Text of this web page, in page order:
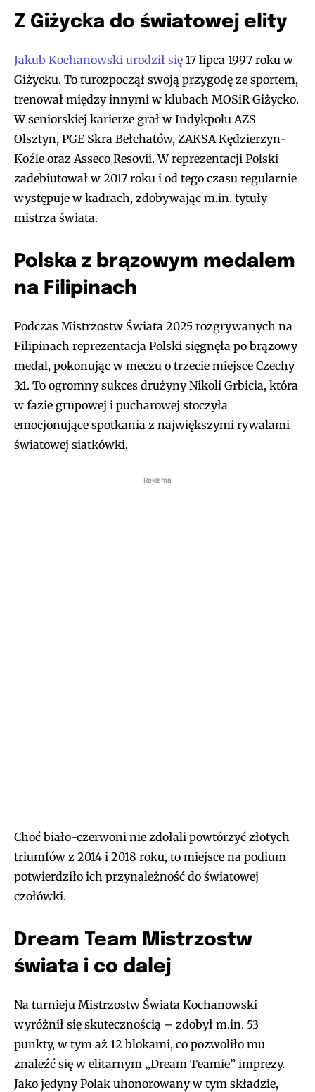
Z Giżycka do światowej elity
Jakub Kochanowski urodził się 17 lipca 1997 roku w
Giżycku. To turozpoczął swoją przygodę ze sportem,
trenował między innymi w klubach MOSiR Giżycko.
W seniorskiej karierze grał w Indykpolu AZS
Olsztyn, PGE Skra Bełchatów, ZAKSA Kędzierzyn-
Koźle oraz Asseco Resovii. W reprezentacji Polski
zadebiutował w 2017 roku i od tego czasu regularnie
występuje w kadrach, zdobywając m.in. tytuły
mistrza świata.
Polska z brązowym medalem
na Filipinach
Podczas Mistrzostw Świata 2025 rozgrywanych na
Filipinach reprezentacja Polski sięgnęła po brązowy
medal, pokonując w meczu o trzecie miejsce Czechy
3:1. To ogromny sukces drużyny Nikoli Grbicia, która
w fazie grupowej i pucharowej stoczyła
emocjonujące spotkania z największymi rywalami
światowej siatkówki.
Reklama
Choć biało-czerwoni nie zdołali powtórzyć złotych
triumfów z 2014 i 2018 roku, to miejsce na podium
potwierdziło ich przynależność do światowej
czołówki.
Dream Team Mistrzostw
świata i co dalej
Na turnieju Mistrzostw Świata Kochanowski
wyróżnił się skutecznością – zdobył m.in. 53
punkty, w tym aż 12 blokami, co pozwoliło mu
znaleźć się w elitarnym „Dream Teamie” imprezy.
Jako jedyny Polak uhonorowany w tym składzie,